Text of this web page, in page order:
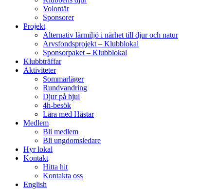
Volontär
Sponsorer
Projekt
Alternativ lärmiljö i närhet till djur och natur
Arvsfondsprojekt – Klubblokal
Sponsorpaket – Klubblokal
Klubbträffar
Aktiviteter
Sommarläger
Rundvandring
Djur på hjul
4h-besök
Lära med Hästar
Medlem
Bli medlem
Bli ungdomsledare
Hyr lokal
Kontakt
Hitta hit
Kontakta oss
English